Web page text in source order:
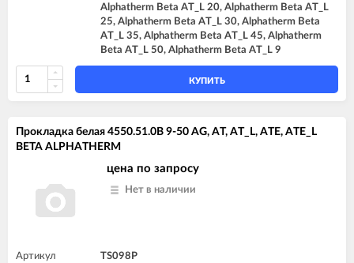
Alphatherm Beta AT_L 20, Alphatherm Beta AT_L
25, Alphatherm Beta AT_L 30, Alphatherm Beta
AT_L 35, Alphatherm Beta AT_L 45, Alphatherm
Beta AT_L 50, Alphatherm Beta AT_L 9
КУПИТЬ
Прокладка белая 4550.51.0B 9-50 AG, AT, AT_L, ATE, ATE_L
BETA ALPHATHERM
цена по запросу
Нет в наличии
Артикул TS098P